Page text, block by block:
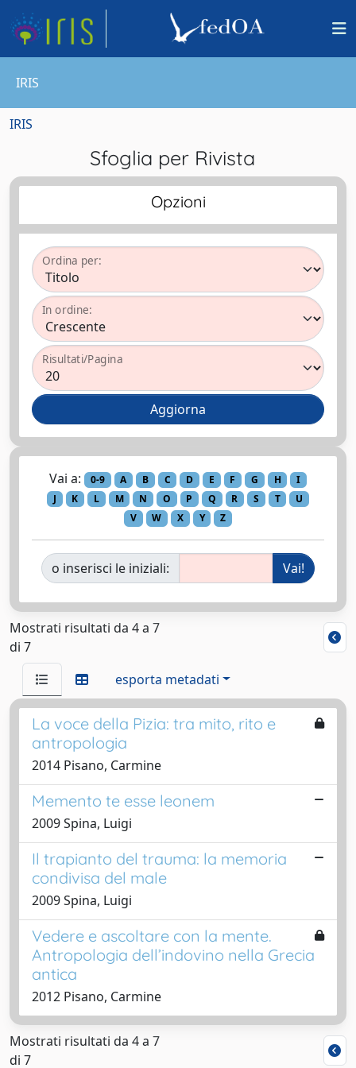
IRIS
IRIS
Sfoglia per Rivista
Opzioni
Ordina per:
In ordine:
Risultati/Pagina
Vai a: 0-9 A B C D E F G H
I
J
K L M N O P Q R S T
U
V
W X Y Z
o inserisci le iniziali:
Mostrati risultati da 4 a 7
di 7
esporta metadati
La voce della Pizia: tra mito, rito e
antropologia
2014 Pisano, Carmine
Memento te esse leonem
2009 Spina, Luigi
Il trapianto del trauma: la memoria
condivisa del male
2009 Spina, Luigi
Vedere e ascoltare con la mente.
Antropologia dell’indovino nella Grecia
antica
2012 Pisano, Carmine
Mostrati risultati da 4 a 7
di 7